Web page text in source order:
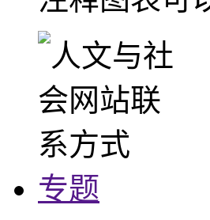
专题